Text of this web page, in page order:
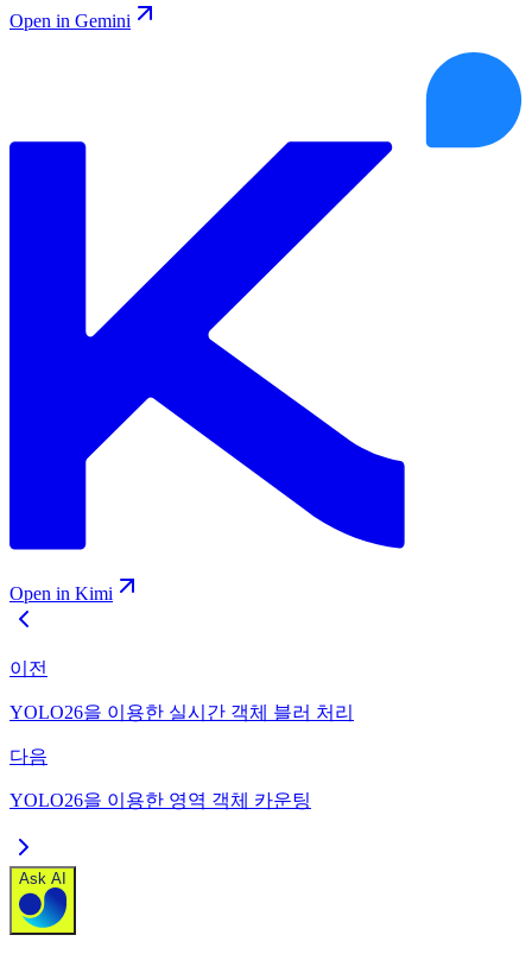
Open in Gemini
Open in Kimi
이전
YOLO26을 이용한 실시간 객체 블러 처리
다음
YOLO26을 이용한 영역 객체 카운팅
Ask AI